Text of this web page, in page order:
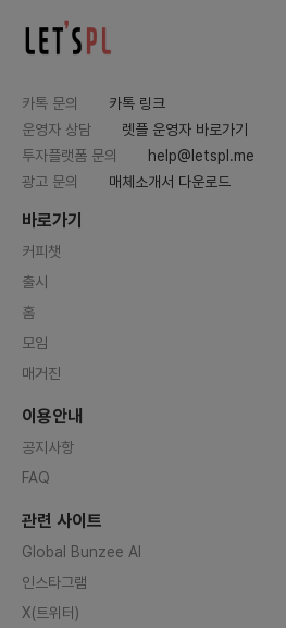
카톡 문의
카톡 링크
운영자 상담
렛플 운영자 바로가기
투자플랫폼 문의
help@letspl.me
광고 문의
매체소개서 다운로드
바로가기
커피챗
출시
홈
모임
매거진
이용안내
공지사항
FAQ
관련 사이트
Global Bunzee AI
인스타그램
X(트위터)